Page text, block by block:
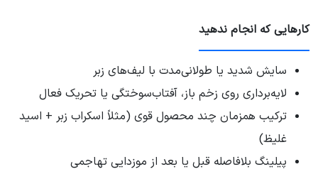
کارهایی که انجام ندهید
سایش شدید یا طولانی‌مدت با لیف‌های زبر
لایه‌برداری روی زخم باز، آفتاب‌سوختگی یا تحریک فعال
ترکیب همزمان چند محصول قوی (مثلاً اسکراب زبر + اسید
غلیظ)
پیلینگ بلافاصله قبل یا بعد از موزدایی تهاجمی